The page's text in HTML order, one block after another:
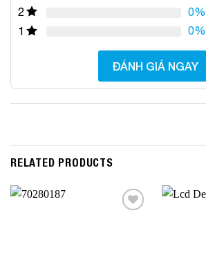
2
0%
1
0%
ĐÁNH GIÁ NGAY
RELATED PRODUCTS